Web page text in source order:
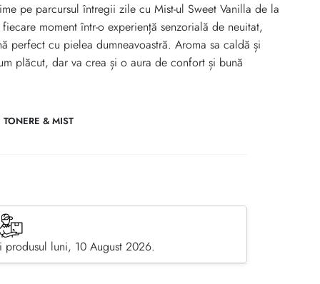
pe parcursul întregii zile cu Mist-ul Sweet Vanilla de la
moment într-o experiență senzorială de neuitat,
perfect cu pielea dumneavoastră. Aroma sa caldă și
plăcut, dar va crea și o aura de confort și bună
TONERE & MIST
luni, 10 August 2026.